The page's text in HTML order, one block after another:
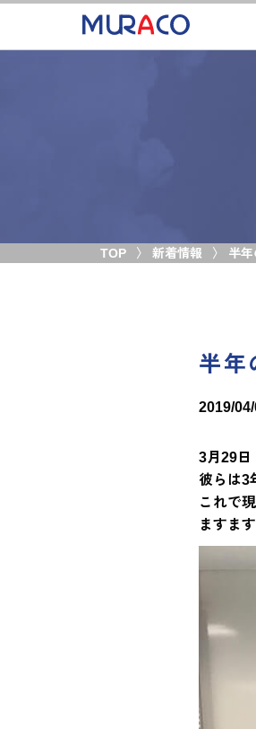
TOP 新着情報 半
半年
2019/
3月29日
彼らは3
これで
ますま